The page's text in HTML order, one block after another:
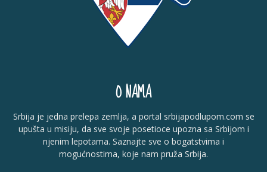
O NAMA
Srbija je jedna prelepa zemlja, a portal srbijapodlupom.com se
upušta u misiju, da sve svoje posetioce upozna sa Srbijom i
njenim lepotama. Saznajte sve o bogatstvima i
mogućnostima, koje nam pruža Srbija.